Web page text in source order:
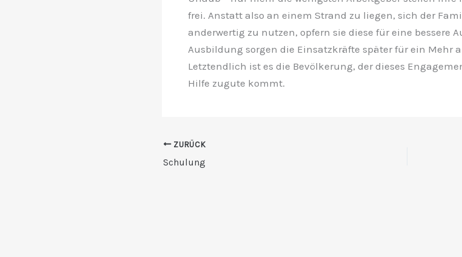
frei. Anstatt also an einem Strand zu liegen, sich der
anderwertig zu nutzen, opfern sie diese für eine bessere
Ausbildung sorgen die Einsatzkräfte später für ein Mehr
Letztendlich ist es die Bevölkerung, der dieses
Hilfe zugute kommt.
ZURÜCK
Schulung